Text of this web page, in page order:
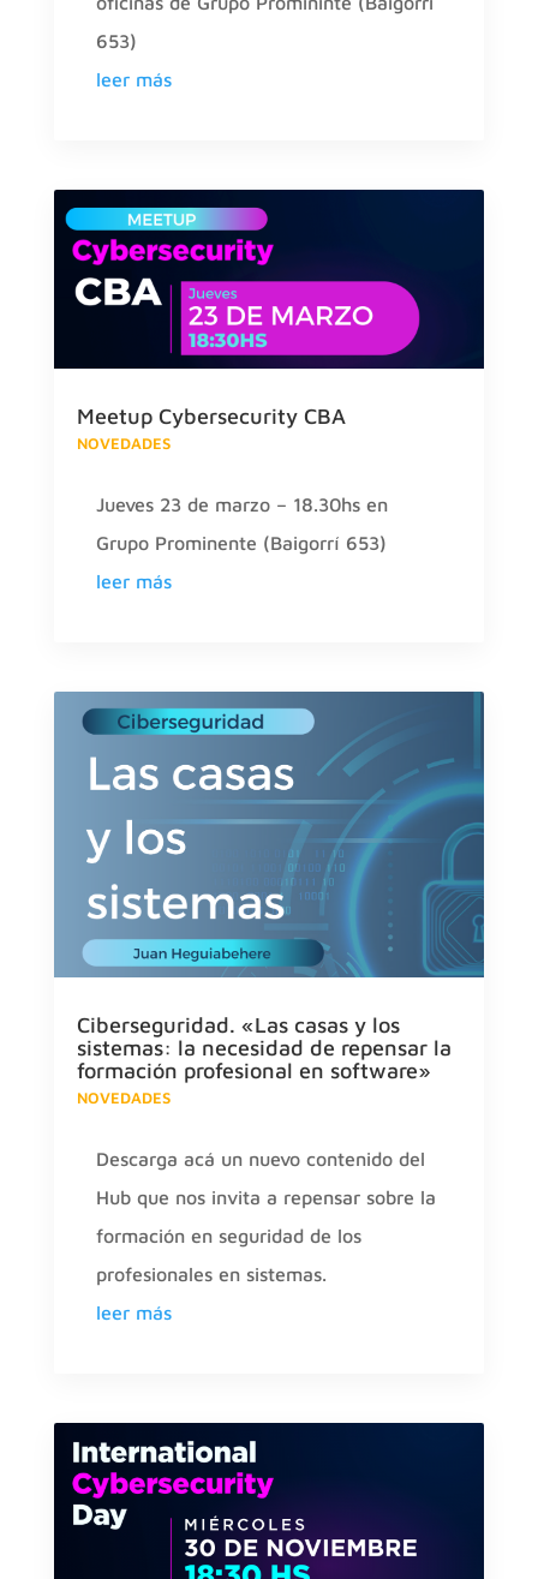
653)
leer más
Meetup Cybersecurity CBA
NOVEDADES
Jueves 23 de marzo – 18.30hs en
Grupo Prominente (Baigorrí 653)
leer más
Ciberseguridad. «Las casas y los
sistemas: la necesidad de repensar la
formación profesional en software»
NOVEDADES
Descarga acá un nuevo contenido del
Hub que nos invita a repensar sobre la
formación en seguridad de los
profesionales en sistemas.
leer más